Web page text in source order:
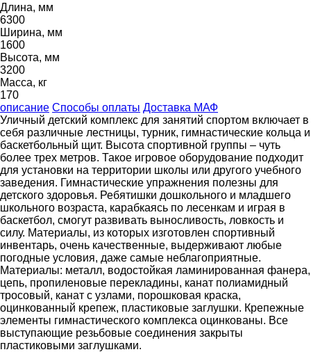
Длина, мм
6300
Ширина, мм
1600
Высота, мм
3200
Масса, кг
170
описание Способы оплаты Доставка МАФ
Уличный детский комплекс для занятий спортом включает в
себя различные лестницы, турник, гимнастические кольца и
баскетбольный щит. Высота спортивной группы – чуть
более трех метров. Такое игровое оборудование подходит
для установки на территории школы или другого учебного
заведения. Гимнастические упражнения полезны для
детского здоровья. Ребятишки дошкольного и младшего
школьного возраста, карабкаясь по лесенкам и играя в
баскетбол, смогут развивать выносливость, ловкость и
силу. Материалы, из которых изготовлен спортивный
инвентарь, очень качественные, выдерживают любые
погодные условия, даже самые неблагоприятные.
Материалы: металл, водостойкая ламинированная фанера,
цепь, пропиленовые перекладины, канат полиамидный
тросовый, канат с узлами, порошковая краска,
оцинкованный крепеж, пластиковые заглушки. Крепежные
элементы гимнастического комплекса оцинкованы. Все
выступающие резьбовые соединения закрыты
пластиковыми заглушками.